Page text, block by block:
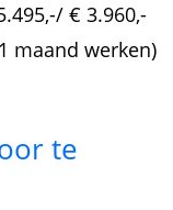
€ 3.960,-
maand werken)
te